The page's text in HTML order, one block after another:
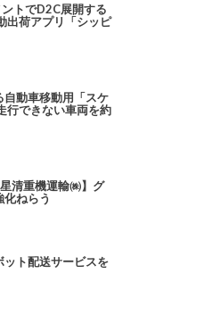
トでD2C展開する
出荷アプリ「シッピ
動車移動用「スケ
行できない車両を約
清重機運輸㈱】グ
ねらう
ト配送サービスを